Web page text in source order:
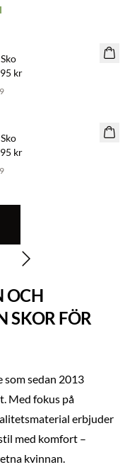
kr
9
kr
9
OCH
SKOR FÖR
sedan 2013
Med fokus på
erbjuder
med komfort –
kvinnan.